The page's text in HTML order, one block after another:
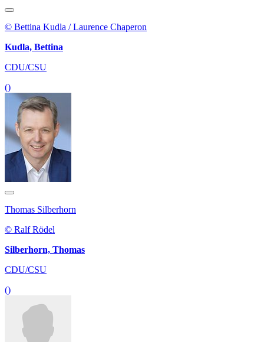
© Bettina Kudla / Laurence Chaperon
Kudla, Bettina
CDU/CSU
()
Thomas Silberhorn
© Ralf Rödel
Silberhorn, Thomas
CDU/CSU
()